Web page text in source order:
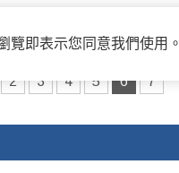
2 3 4 5 6 7
覽即表示您同意我們使用。